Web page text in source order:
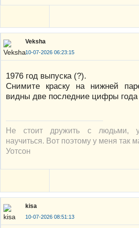
Veksha
10-07-2026 06:23:15
1976 год выпуска (?).
Снимите краску на нижней
видны две последние цифры года
Не стоит дружить с людьми,
научиться. Вот поэтому у меня так
Уотсон
kisa
10-07-2026 08:51:13